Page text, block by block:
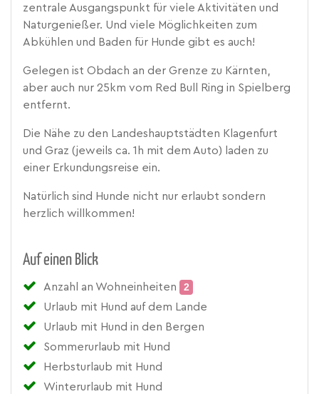
zentrale Ausgangspunkt für viele Aktivitäten und
Naturgenießer. Und viele Möglichkeiten zum
Abkühlen und Baden für Hunde gibt es auch!
Gelegen ist Obdach an der Grenze zu Kärnten,
aber auch nur 25km vom Red Bull Ring in Spielberg
entfernt.
Die Nähe zu den Landeshauptstädten Klagenfurt
und Graz (jeweils ca. 1h mit dem Auto) laden zu
einer Erkundungsreise ein.
Natürlich sind Hunde nicht nur erlaubt sondern
herzlich willkommen!
Auf einen Blick
Anzahl an Wohneinheiten
2
Urlaub mit Hund auf dem Lande
Urlaub mit Hund in den Bergen
Sommerurlaub mit Hund
Herbsturlaub mit Hund
Winterurlaub mit Hund